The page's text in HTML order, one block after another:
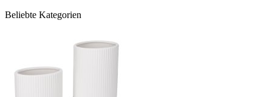
Beliebte Kategorien